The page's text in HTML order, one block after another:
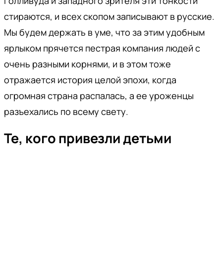
стираются, и всех скопом записывают в русские.
Мы будем держать в уме, что за этим удобным
ярлыком прячется пестрая компания людей с
очень разными корнями, и в этом тоже
отражается история целой эпохи, когда
огромная страна распалась, а ее уроженцы
разъехались по всему свету.
Те, кого привезли детьми